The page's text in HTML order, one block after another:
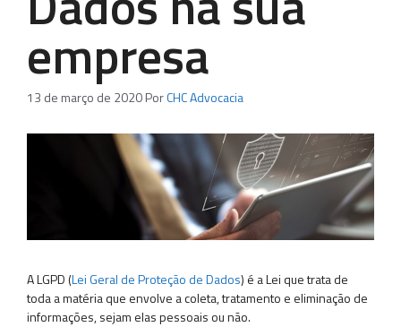
empresa
13 de março de 2020PorCHC Advocacia
A LGPD (Lei Geral de Proteção de Dados) é a Lei que trata de
toda a matéria que envolve a coleta, tratamento e eliminação de
informações, sejam elas pessoais ou não.